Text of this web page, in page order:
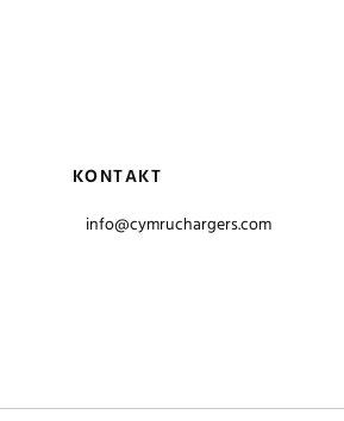
KONTAKT
info@cymruchargers.com